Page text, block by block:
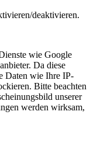
deaktivieren.
wie Google
Da diese
Daten wie Ihre IP-
Bitte beachten
unserer
werden wirksam,